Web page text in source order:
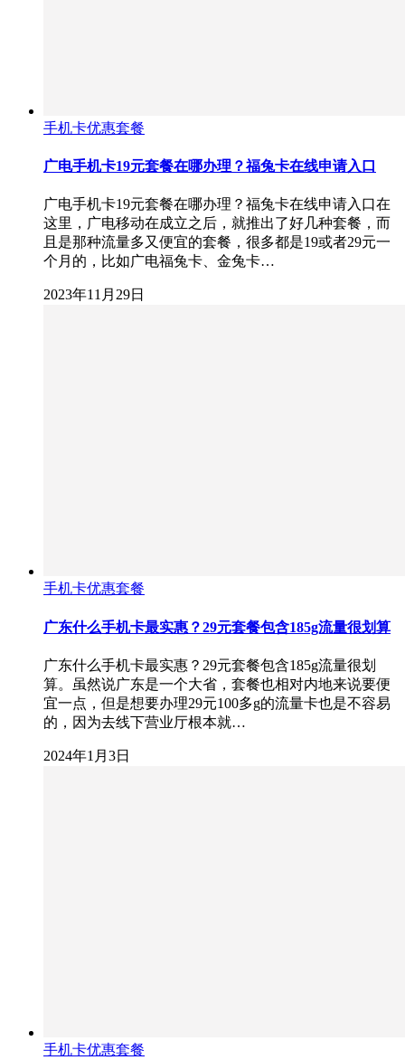
手机卡优惠套餐
广电手机卡19元套餐在哪办理？福兔卡在线申请入口
广电手机卡19元套餐在哪办理？福兔卡在线申请入口在
这里，广电移动在成立之后，就推出了好几种套餐，而
且是那种流量多又便宜的套餐，很多都是19或者29元一
个月的，比如广电福兔卡、金兔卡…
2023年11月29日
手机卡优惠套餐
广东什么手机卡最实惠？29元套餐包含185g流量很划算
广东什么手机卡最实惠？29元套餐包含185g流量很划
算。虽然说广东是一个大省，套餐也相对内地来说要便
宜一点，但是想要办理29元100多g的流量卡也是不容易
的，因为去线下营业厅根本就…
2024年1月3日
手机卡优惠套餐